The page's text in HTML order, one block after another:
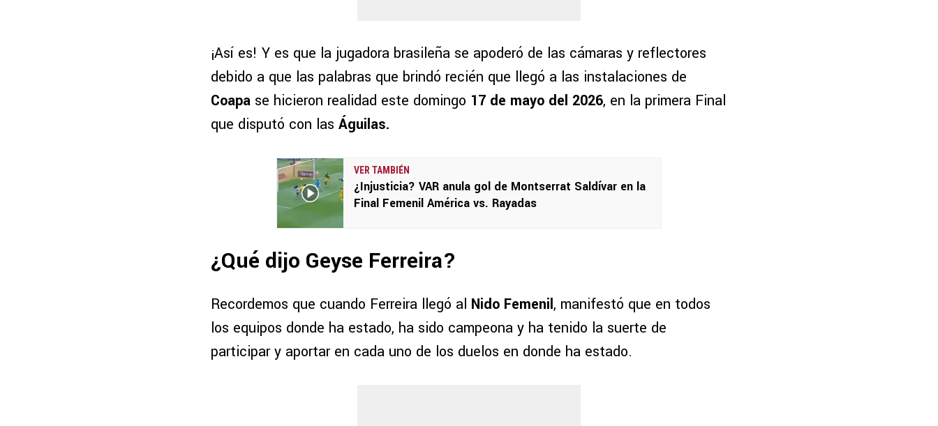
¡Así es! Y es que la jugadora brasileña se apoderó de las cámaras y reflectores
debido a que las palabras que brindó recién que llegó a las instalaciones de
Coapa se hicieron realidad este domingo 17 de mayo del 2026, en la primera Final
que disputó con las Águilas.
VER TAMBIÉN
¿Injusticia? VAR anula gol de Montserrat Saldívar en la
Final Femenil América vs. Rayadas
¿Qué dijo Geyse Ferreira?
Recordemos que cuando Ferreira llegó al Nido Femenil, manifestó que en todos
los equipos donde ha estado, ha sido campeona y ha tenido la suerte de
participar y aportar en cada uno de los duelos en donde ha estado.